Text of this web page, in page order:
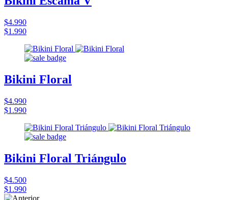
$4.990
$1.990
Bikini Floral
$4.990
$1.990
Bikini Floral Triángulo
$4.500
$1.990